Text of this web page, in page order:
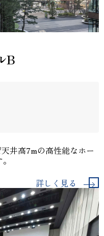
B
井高7mの高性能なホー
詳しく見る